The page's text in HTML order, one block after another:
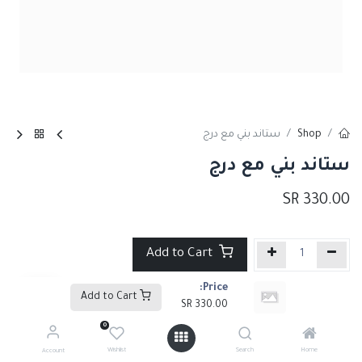
Price:
330.00
Home
Search
0
Wishlist
Account
Shop ستاند بني مع درج
ستاند بني مع درج
330.00
Add to Cart
إضافة إلى قائمة الأمنيات